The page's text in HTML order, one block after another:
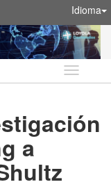
Idioma
Idioma
a